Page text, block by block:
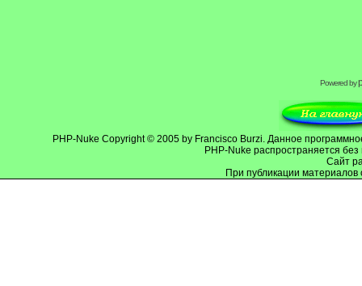
Powered by
PHP-Nuke Copyright © 2005 by Francisco Burzi. Данное
PHP-Nuke распространяется
Cайт
При публикации